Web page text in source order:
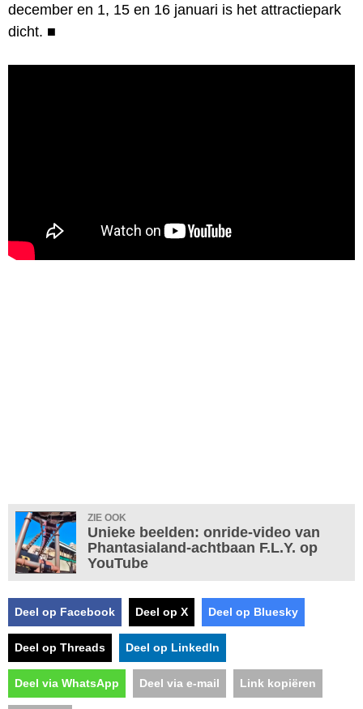
december en 1, 15 en 16 januari is het attractiepark
dicht. ■
ZIE OOK
Unieke beelden: onride-video van
Phantasialand-achtbaan F.L.Y. op
YouTube
Deel op Facebook Deel op X Deel op Bluesky
Deel op Threads Deel op LinkedIn
Deel via WhatsApp Deel via e-mail Link kopiëren